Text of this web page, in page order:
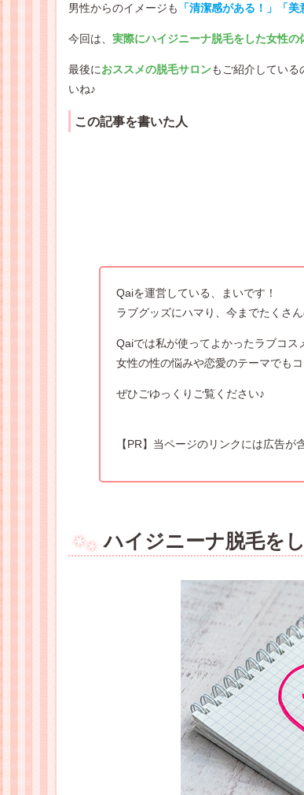
男性からのイメージも 「清潔感がある！」「
今回は、 実際にハイジニーナ脱毛をした女性の
最後におススメの脱毛サロンもご紹介してい
いね♪
この記事を書いた人
Qaiを運営している、まいです！
ラブグッズにハマり、今までたくさ
Qaiでは私が使ってよかったラブコス
女性の性の悩みや恋愛のテーマでも
ぜひごゆっくりご覧ください♪
【PR】当ページのリンクには広告が
ハイジニーナ脱毛を